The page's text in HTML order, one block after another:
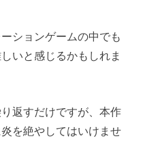
ションゲームの中でも
いと感じるかもしれま
返すだけですが、本作
を絶やしてはいけませ